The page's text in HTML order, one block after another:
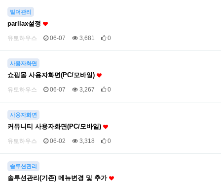
빌더관리
parllax설정
유토하우스 06-07 3,681 0
사용자화면
쇼핑몰 사용자화면(PC/모바일)
유토하우스 06-07 3,267 0
사용자화면
커뮤니티 사용자화면(PC/모바일)
유토하우스 06-02 3,318 0
솔루션관리
솔루션관리(기존) 메뉴변경 및 추가